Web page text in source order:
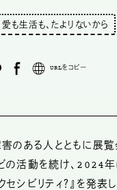
愛も生活も、たよりないから
URLをコピー
のある人とともに展覧
の活動を続け、2024年
シビリティ？』を発表